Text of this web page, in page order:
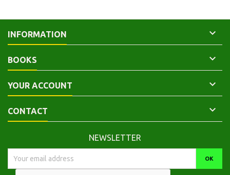
INFORMATION 
BOOKS 
YOUR ACCOUNT 
CONTACT 
NEWSLETTER